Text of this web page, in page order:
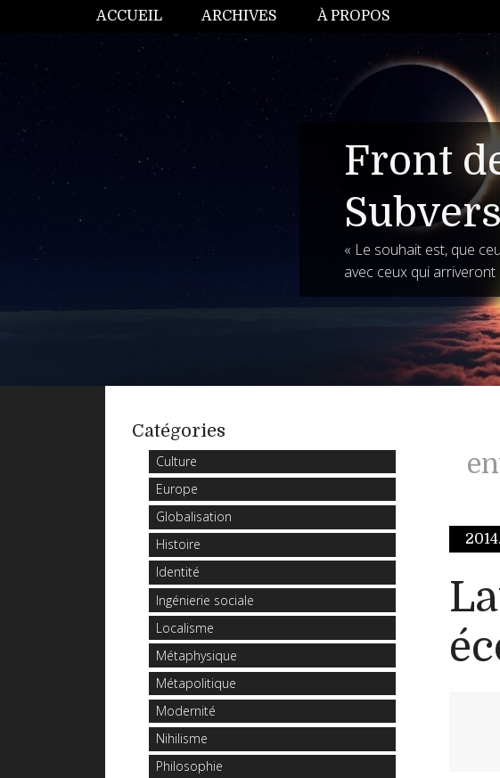
ACCUEIL ARCHIVES À PROPOS
Front
« Le souhait est, que
avec ceux qui
Catégories
Culture
Europe
Globalisation
Histoire
Identité
Ingénierie sociale
Localisme
Métaphysique
Métapolitique
Modernité
Nihilisme
Philosophie
2014.